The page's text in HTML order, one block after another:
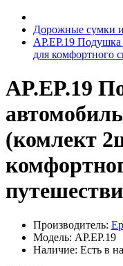
Дорожные сумки
AP.EP.19
для комфортного
AP.EP.19
(комлект
Производитель:
Модель: AP.EP.19
Наличие: Есть в